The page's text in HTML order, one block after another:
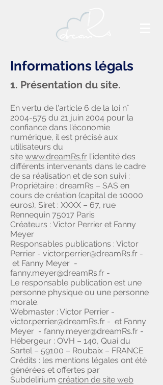
Informations légals
1. Présentation du site.
En vertu de l'article 6 de la loi n°
2004-575 du 21 juin 2004 pour la
confiance dans l'économie
numérique, il est précisé aux
utilisateurs du
site www.dreamRs.fr l'identité des
différents intervenants dans le cadre
de sa réalisation et de son suivi :
Propriétaire : dreamRs – SAS en
cours de création (capital de 10000
euros), Siret : XXXX – 67, rue
Rennequin 75017 Paris
Créateurs : Victor Perrier et Fanny
Meyer
Responsables publications : Victor
Perrier - victor.perrier@dreamRs.fr -
et Fanny Meyer -
fanny.meyer@dreamRs.fr -
Le responsable publication est une
personne physique ou une personne
morale.
Webmaster : Victor Perrier -
victor.perrier@dreamRs.fr - et Fanny
Meyer - fanny.meyer@dreamRs.fr -
Hébergeur : OVH – 140, Quai du
Sartel – 59100 – Roubaix – FRANCE
Crédits : les mentions légales ont été
générées et offertes par
Subdelirium création de site web